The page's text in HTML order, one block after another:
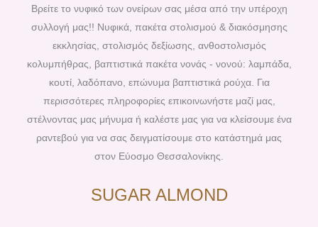
b
o
o
k
e
r
e
s
t
a
g
r
a
m
u
b
Βρείτε το νυφικό των ονείρων σας μέσα από την υπέροχη
συλλογή μας!! Νυφικά, πακέτα στολισμού & διακόσμησης
εκκλησίας, στολισμός δεξίωσης, ανθοστολισμός
κολυμπήθρας, βαπτιστικά πακέτα νονάς - νονού: λαμπάδα,
κουτί, λαδόπανο, επώνυμα βαπτιστικά ρούχα. Για
περισσότερες πληροφορίες επικοινωνήστε μαζί μας,
στέλνοντας μας μήνυμα ή καλέστε μας για να κλείσουμε ένα
ραντεβού για να σας δειγματίσουμε στο κατάστημά μας
στον Εύοσμο Θεσσαλονίκης.
SUGAR ALMOND